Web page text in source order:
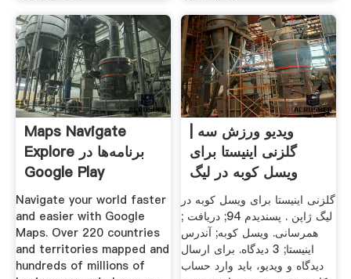
Maps Navigate
Explore برنامه‌ها در
Google Play
Navigate your world faster
and easier with Google
Maps. Over 220 countries
and territories mapped and
hundreds of millions of
ویدیو ورزش سه |
گلزنی اینیستا برای
ویسل کوبه در لیگ
ژاپن
گلزنی اینیستا برای ویسل کوبه در
لیگ ژاپن . پسندیدم 94; دریافت ;
همرسانی. ویسل کوبه; آندرس
اینیستا; 3 دیدگاه. برای ارسال
دیدگاه و ویدیو، باید وارد حساب